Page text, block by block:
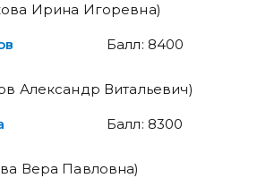
Ирина Игоревна)
Балл: 8400
Александр Витальевич)
Балл: 8300
Вера Павловна)